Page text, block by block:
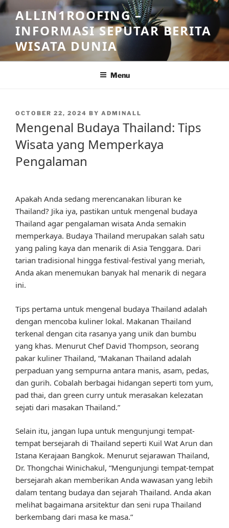
Skip
to
content
ALLIN1ROOFING –
INFORMASI SEPUTAR BERITA
WISATA DUNIA
Menu
POSTED
OCTOBER 22, 2024 BY ADMINALL
Mengenal Budaya Thailand: Tips
Wisata yang Memperkaya
Pengalaman
Apakah Anda sedang merencanakan liburan ke
Thailand? Jika iya, pastikan untuk mengenal budaya
Thailand agar pengalaman wisata Anda semakin
memperkaya. Budaya Thailand merupakan salah satu
yang paling kaya dan menarik di Asia Tenggara. Dari
tarian tradisional hingga festival-festival yang meriah,
Anda akan menemukan banyak hal menarik di negara
ini.
Tips pertama untuk mengenal budaya Thailand adalah
dengan mencoba kuliner lokal. Makanan Thailand
terkenal dengan cita rasanya yang unik dan bumbu
yang khas. Menurut Chef David Thompson, seorang
pakar kuliner Thailand, “Makanan Thailand adalah
perpaduan yang sempurna antara manis, asam, pedas,
dan gurih. Cobalah berbagai hidangan seperti tom yum,
pad thai, dan green curry untuk merasakan kelezatan
sejati dari masakan Thailand.”
Selain itu, jangan lupa untuk mengunjungi tempat-
tempat bersejarah di Thailand seperti Kuil Wat Arun dan
Istana Kerajaan Bangkok. Menurut sejarawan Thailand,
Dr. Thongchai Winichakul, “Mengunjungi tempat-tempat
bersejarah akan memberikan Anda wawasan yang lebih
dalam tentang budaya dan sejarah Thailand. Anda akan
melihat bagaimana arsitektur dan seni rupa Thailand
berkembang dari masa ke masa.”